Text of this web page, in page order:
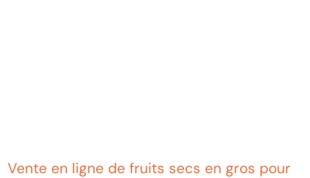
Vente en ligne de fruits secs en gros pour